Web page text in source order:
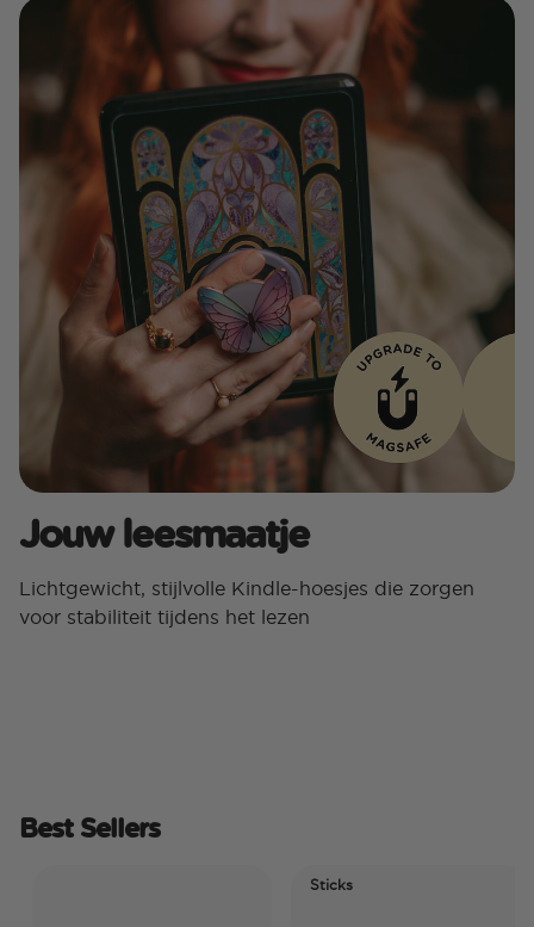
Jouw leesmaatje
Lichtgewicht, stijlvolle Kindle-hoesjes die zorgen
voor stabiliteit tijdens het lezen
Best Sellers
Sticks